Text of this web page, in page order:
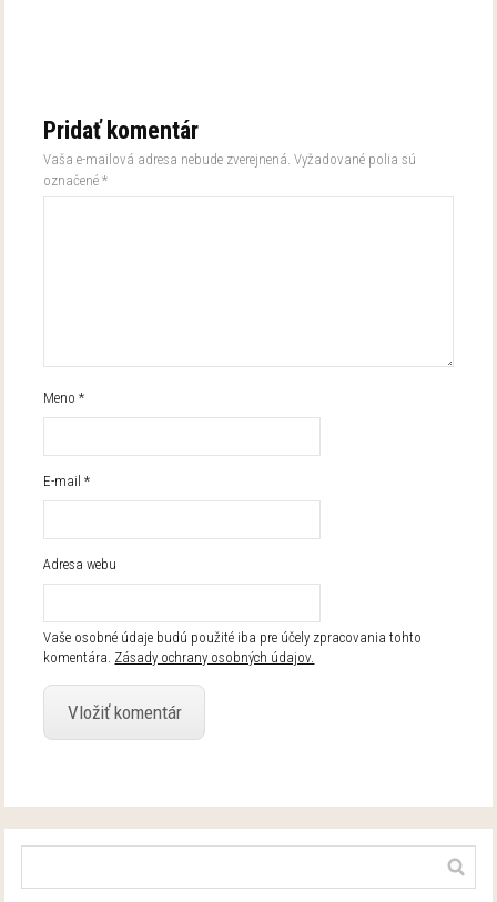
Pridať komentár
Vaša e-mailová adresa nebude zverejnená. Vyžadované polia sú
označené*
Meno*
E-mail*
Adresa webu
Vaše osobné údaje budú použité iba pre účely zpracovania tohto
komentára. Zásady ochrany osobných údajov.